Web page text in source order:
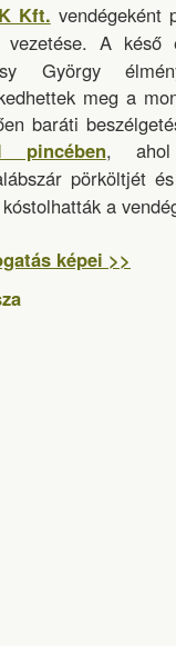
Kft. vendégeként
vezetése. A
György
meg a
baráti
pincében,
pörköltjét
a
képei >>